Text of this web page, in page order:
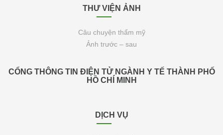
THƯ VIỆN ẢNH
Câu chuyện thẩm mỹ
Ảnh trước – sau
CỔNG THÔNG TIN ĐIỆN TỬ NGÀNH Y TẾ THÀNH PHỐ
HỒ CHÍ MINH
DỊCH VỤ